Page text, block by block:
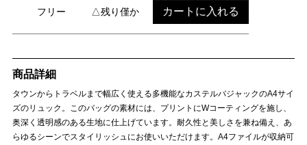
フリー △残り僅か カートに入れる
商品詳細
タウンからトラベルまで幅広く使える多機能なカステルバジャックのA4サイ
ズのリュック。このバッグの素材には、プリントにWコーティングを施し、
奥深く透明感のある生地に仕上げています。耐久性と美しさを兼ね備え、あ
らゆるシーンでスタイリッシュにお使いいただけます。A4ファイルが収納可